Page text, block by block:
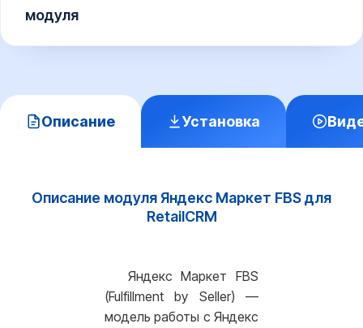
модуля
Описание Установка
Описание модуля Яндекс Маркет FBS для
RetailCRM
Яндекс Маркет FBS
(Fulfillment by Seller) —
модель работы с Яндекс